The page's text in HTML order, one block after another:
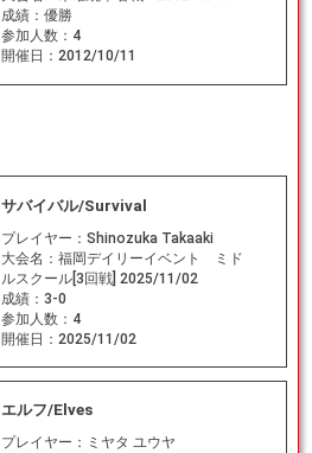
成績： 優勝
参加人数： 4
開催日： 2012/10/11
サバイバル/Survival
プレイヤー： Shinozuka Takaaki
大会名： 福岡デイリーイベント ミド
ルスクール[3回戦] 2025/11/02
成績： 3-0
参加人数： 4
開催日： 2025/11/02
エルフ/Elves
プレイヤー： ミヤタ ユウヤ